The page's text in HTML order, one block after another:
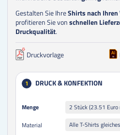
Gestalten Sie IhreShirts nach
profitieren Sie vonschnellen
Druckqualität.
Druckvorlage
1 DRUCK & KONFEKTION
Menge 2 Stück (23.51 Euro
Menge
Material
Alle T-Shirts